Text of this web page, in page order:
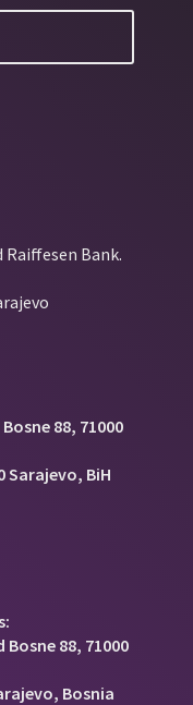
Raiffesen Bank.
88, 71000
Sarajevo, BiH
88, 71000
Bosnia